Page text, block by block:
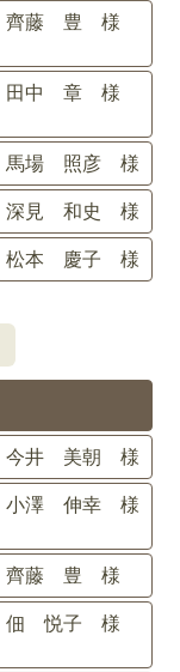
齊藤 豊 様
田中 章 様
馬場 照彦 様
深見 和史 様
松本 慶子 様
今井 美朝 様
小澤 伸幸 様
齊藤 豊 様
佃 悦子 様